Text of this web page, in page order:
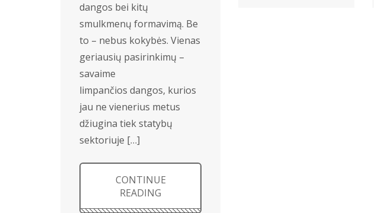
dangos bei kitų
smulkmenų formavimą. Be
to – nebus kokybės. Vienas
geriausių pasirinkimų –
savaime
limpančios dangos, kurios
jau ne vienerius metus
džiugina tiek statybų
sektoriuje […]
CONTINUE
READING